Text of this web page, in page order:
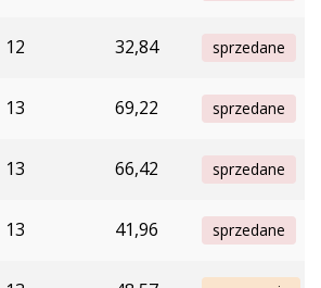
12 32,84 sprzedane
13 69,22 sprzedane
13 66,42 sprzedane
13 41,96 sprzedane